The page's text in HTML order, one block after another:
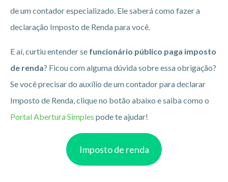
de um contador especializado. Ele saberá como fazer a
declaração Imposto de Renda para você.
E aí, curtiu entender se funcionário público paga imposto
de renda? Ficou com alguma dúvida sobre essa obrigação?
Se você precisar do auxílio de um contador para declarar
Imposto de Renda, clique no botão abaixo e saiba como o
Portal Abertura Simples pode te ajudar!
Imposto de renda